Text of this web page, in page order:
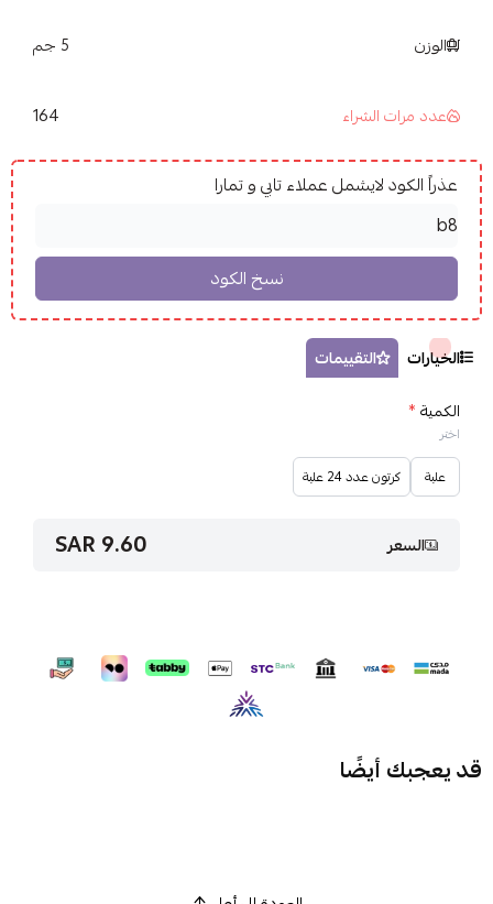
الوزن 5 جم
عدد مرات الشراء 164
عذراً الكود لايشمل عملاء تابي و تمارا
الخيارات
التقييمات
الكمية*
اختر
علبة كرتون عدد 24 علبة
السعر 9.60 SAR
قد يعجبك أيضًا